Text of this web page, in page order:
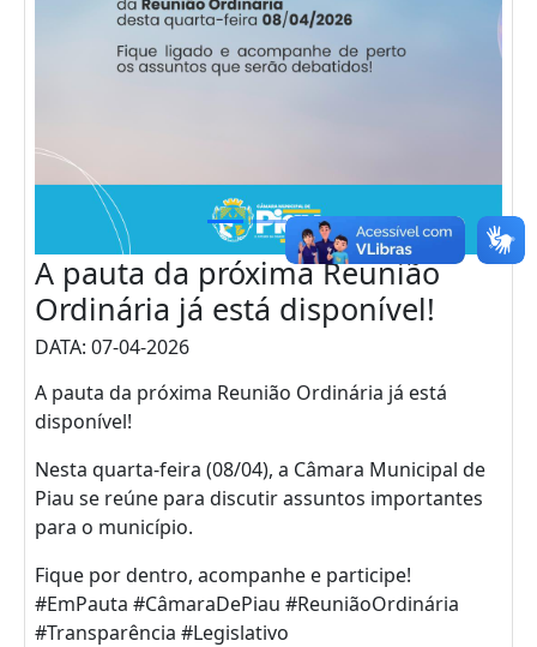
A pauta da próxima Reunião
Ordinária já está disponível!
DATA: 07-04-2026
A pauta da próxima Reunião Ordinária já está
disponível!
Nesta quarta-feira (08/04), a Câmara Municipal de
Piau se reúne para discutir assuntos importantes
para o município.
Fique por dentro, acompanhe e participe!
#EmPauta #CâmaraDePiau #ReuniãoOrdinária
#Transparência #Legislativo